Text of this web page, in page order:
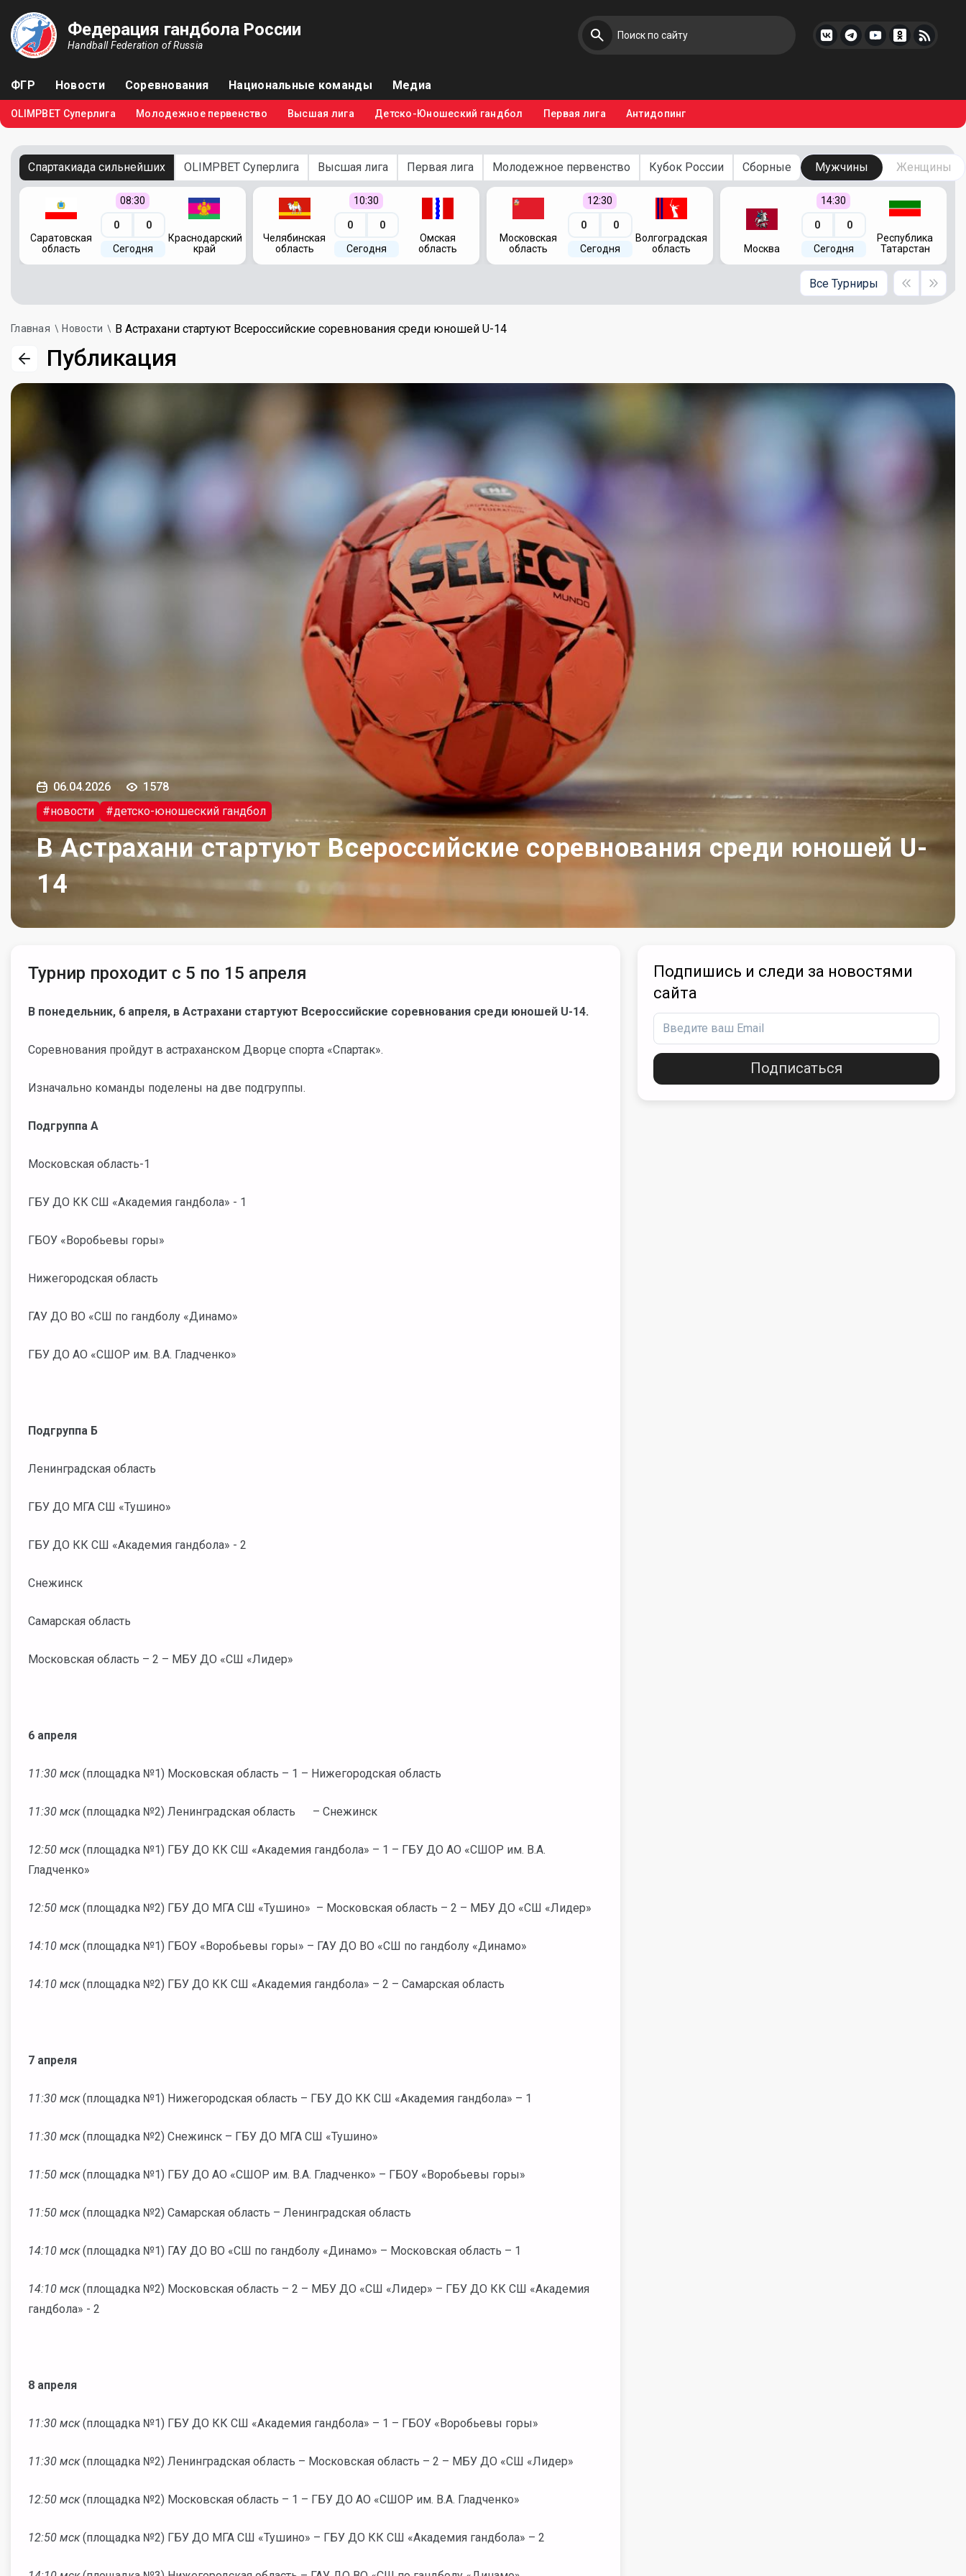
Федерация гандбола России
Handball Federation of Russia
ФГР Новости Соревнования Национальные команды Медиа
OLIMPBET Суперлига Молодежное первенство Высшая лига Детско-Юношеский гандбол Первая лига Антидопинг
Спартакиада сильнейших OLIMPBET Суперлига Высшая лига Первая лига Молодежное первенство Кубок России Сборные Мужчины Женщины
Саратовская
область
08:30
0 0
Сегодня
Краснодарский
край
Челябинская
область
10:30
0 0
Сегодня
Омская
область
Московская
область
12:30
0 0
Сегодня
Волгоградская
область
Москва
14:30
0 0
Сегодня
Республика
Татарстан
Все Турниры
Главная Новости В Астрахани стартуют Всероссийские соревнования среди юношей U-14
Публикация
06.04.2026
1578
#новости
#детско-юношеский гандбол
В Астрахани стартуют Всероссийские соревнования среди юношей U-
14
Турнир проходит с 5 по 15 апреля
В понедельник, 6 апреля, в Астрахани стартуют Всероссийские соревнования среди юношей U-14.
Соревнования пройдут в астраханском Дворце спорта «Спартак».
Изначально команды поделены на две подгруппы.
Подгруппа А
Московская область-1
ГБУ ДО КК СШ «Академия гандбола» - 1
ГБОУ «Воробьевы горы»
Нижегородская область
ГАУ ДО ВО «СШ по гандболу «Динамо»
ГБУ ДО АО «СШОР им. В.А. Гладченко»
Подгруппа Б
Ленинградская область
ГБУ ДО МГА СШ «Тушино»
ГБУ ДО КК СШ «Академия гандбола» - 2
Снежинск
Самарская область
Московская область – 2 – МБУ ДО «СШ «Лидер»
6 апреля
11:30 мск(площадка №1) Московская область – 1 – Нижегородская область
11:30 мск(площадка №2) Ленинградская область – Снежинск
12:50 мск(площадка №1) ГБУ ДО КК СШ «Академия гандбола» – 1 – ГБУ ДО АО «СШОР им. В.А.
Гладченко»
12:50 мск(площадка №2) ГБУ ДО МГА СШ «Тушино» – Московская область – 2 – МБУ ДО «СШ «Лидер»
14:10 мск(площадка №1) ГБОУ «Воробьевы горы» – ГАУ ДО ВО «СШ по гандболу «Динамо»
14:10 мск(площадка №2) ГБУ ДО КК СШ «Академия гандбола» – 2 – Самарская область
7 апреля
11:30 мск(площадка №1) Нижегородская область – ГБУ ДО КК СШ «Академия гандбола» – 1
11:30 мск(площадка №2) Снежинск – ГБУ ДО МГА СШ «Тушино»
11:50 мск(площадка №1) ГБУ ДО АО «СШОР им. В.А. Гладченко» – ГБОУ «Воробьевы горы»
11:50 мск(площадка №2) Самарская область – Ленинградская область
14:10 мск(площадка №1) ГАУ ДО ВО «СШ по гандболу «Динамо» – Московская область – 1
14:10 мск(площадка №2) Московская область – 2 – МБУ ДО «СШ «Лидер» – ГБУ ДО КК СШ «Академия
гандбола» - 2
8 апреля
11:30 мск(площадка №1) ГБУ ДО КК СШ «Академия гандбола» – 1 – ГБОУ «Воробьевы горы»
11:30 мск(площадка №2) Ленинградская область – Московская область – 2 – МБУ ДО «СШ «Лидер»
12:50 мск(площадка №2) Московская область – 1 – ГБУ ДО АО «СШОР им. В.А. Гладченко»
12:50 мск(площадка №2) ГБУ ДО МГА СШ «Тушино» – ГБУ ДО КК СШ «Академия гандбола» – 2
Подпишись и следи за новостями
сайта
Подписаться